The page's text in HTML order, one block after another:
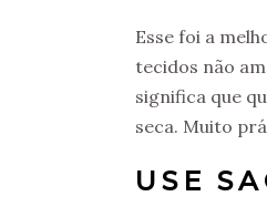
Esse foi a
tecidos não
significa que
seca. Muito
USE